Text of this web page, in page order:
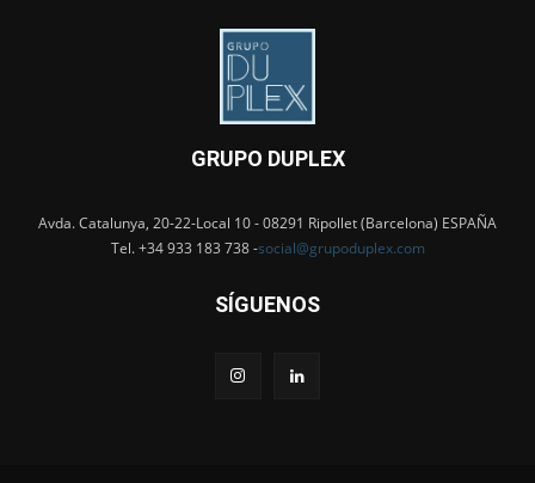
GRUPO DUPLEX
Avda. Catalunya, 20-22-Local 10 - 08291 Ripollet (Barcelona) ESPAÑA
Tel. +34 933 183 738 -social@grupoduplex.com
SÍGUENOS